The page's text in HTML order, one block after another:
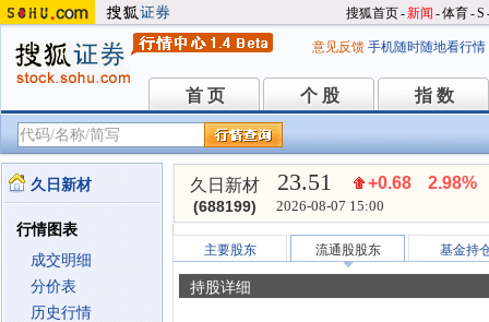
搜狐首页-新闻 -体育-S
意见反馈 手机随时随地看行情
首 页
首 页 个 股
个 股 指 数
指 数
久日新材
行情图表
成交明细
分价表
历史行情
久日新材
(688199)
23.51 +0.68 2.98%
2026-08-07 15:00
主要股东 流通股股东 基金持
持股详细